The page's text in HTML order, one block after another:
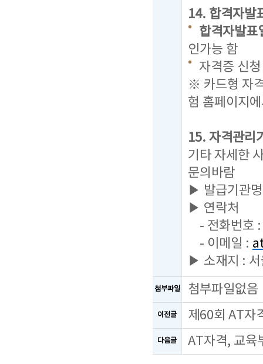
14. 합격자발
합격자발
인가능 함
자격증 신
※ 카드형 자
험 홈페이지
15. 자격관리
기타 자세한
문의바람
▶ 발급기관
▶ 연락처
- 전화번호
- 이메일 :
▶ 소재지 : 서
첨부파일 첨부파일없음
이전글 제60회 AT자
다음글 AT자격, 교육